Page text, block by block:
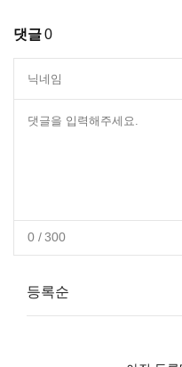
댓글0
0/ 300
등록순